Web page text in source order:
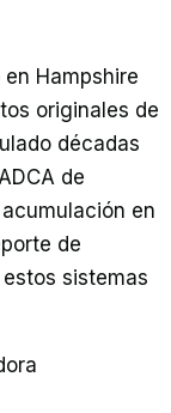
Hampshire
originales de
décadas
de
en
de
sistemas